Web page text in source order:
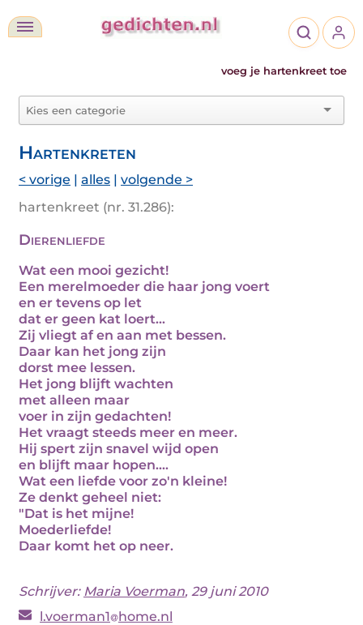
voeg je hartenkreet toe
Hartenkreten
< vorige | alles | volgende >
hartenkreet (nr. 31.286):
Dierenliefde
Wat een mooi gezicht!
Een merelmoeder die haar jong voert
en er tevens op let
dat er geen kat loert...
Zij vliegt af en aan met bessen.
Daar kan het jong zijn
dorst mee lessen.
Het jong blijft wachten
met alleen maar
voer in zijn gedachten!
Het vraagt steeds meer en meer.
Hij spert zijn snavel wijd open
en blijft maar hopen....
Wat een liefde voor zo'n kleine!
Ze denkt geheel niet:
"Dat is het mijne!
Moederliefde!
Daar komt het op neer.
Schrijver: Maria Voerman, 29 juni 2010
l.voerman1 home.nl